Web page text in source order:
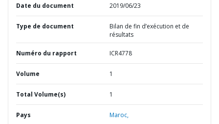
Date du document 2019/06/23
Type de document
Bilan de fin d’exécution et de
résultats
Numéro du rapport ICR4778
Volume 1
Total Volume(s) 1
Pays Maroc,